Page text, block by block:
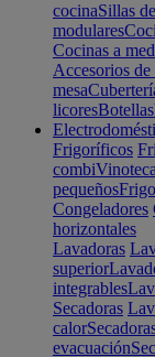
cocinaSillas
modulares
Cocinas a
Accesorios de
mesa
licoresBotellas
Frigoríficos
combi
pequeños
Congeladores
horizontales
Lavadoras
superior
integrables
Secadoras
calor
evacuación